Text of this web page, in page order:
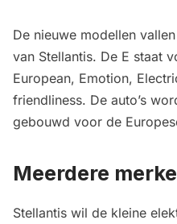
De nieuwe modellen
van Stellantis. De E staat
European, Emotion,
friendliness. De auto’s
gebouwd voor de
Meerdere
Stellantis wil de kleine